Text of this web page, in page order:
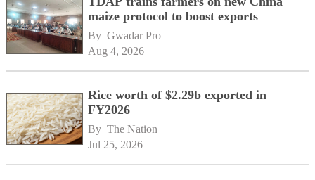
maize protocol to boost exports
By Gwadar Pro
Aug 4, 2026
Rice worth of $2.29b exported in
FY2026
By The Nation
Jul 25, 2026